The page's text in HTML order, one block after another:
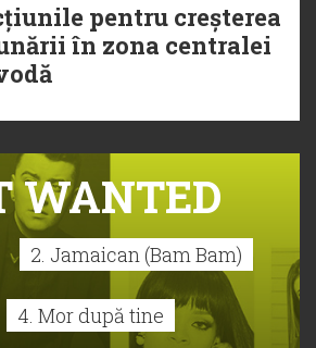
pentru creșterea
în zona centralei
WANTED
2. Jamaican (Bam Bam)
4. Mor după tine